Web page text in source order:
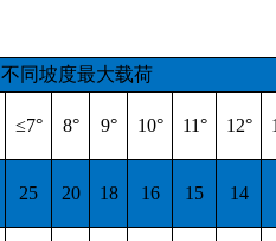
不同坡度最大载荷
≤7° 8° 9° 10° 11° 12°
25 20 18 16 15 14